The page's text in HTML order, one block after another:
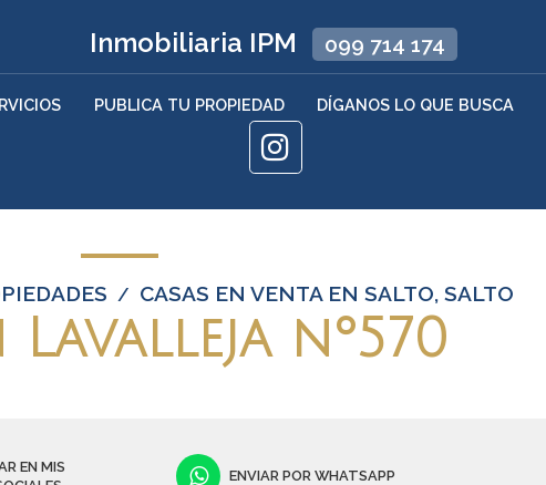
Inmobiliaria IPM 099 714 174
PUBLICA TU PROPIEDAD DÍGANOS LO QUE BUSCA
/ CASAS EN VENTA EN SALTO, SALTO
Lavalleja nº570
EN MIS
ENVIAR POR WHATSAPP